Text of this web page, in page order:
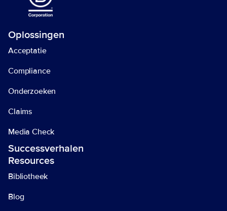
Oplossingen
Acceptatie
Compliance
Onderzoeken
Claims
Media Check
Successverhalen
Resources
Bibliotheek
Blog